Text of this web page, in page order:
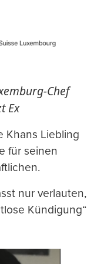
Chef
Ex
Khans Liebling
für seinen
nur verlauten,
Kündigung“